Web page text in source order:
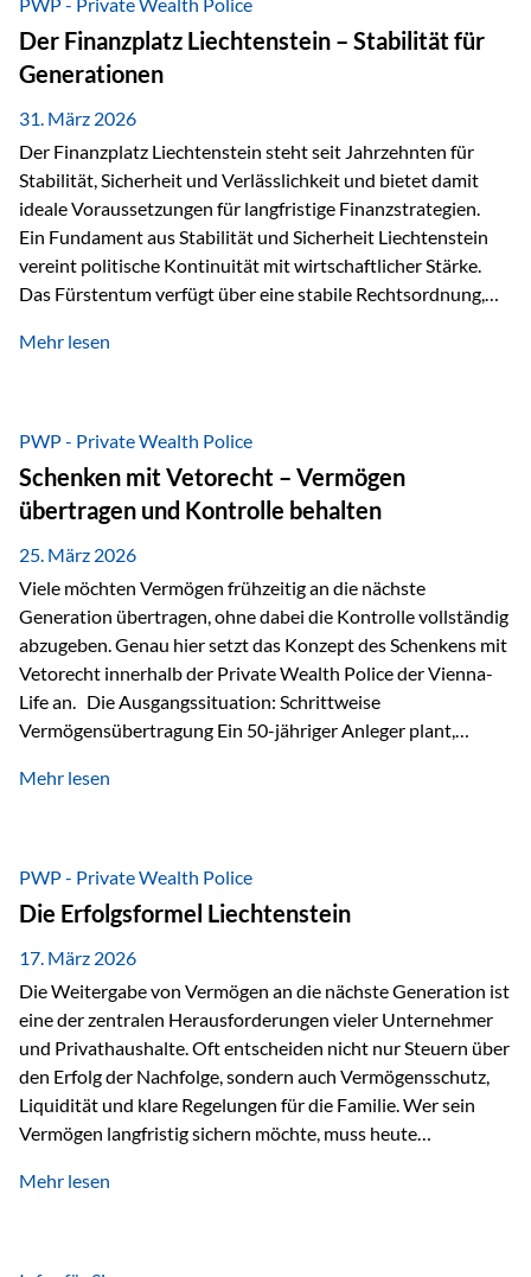
heißt das:Diese Gelder gehören im Konkursfall nicht zur
allgemeinen Konkursmasse, sondern werden ausschließlich
zur Erfüllung…
Der Finanzplatz Liechtenstein – Stabilität für
Generationen
31. März 2026
Der Finanzplatz Liechtenstein steht seit Jahrzehnten für
Stabilität, Sicherheit und Verlässlichkeit und bietet damit
ideale Voraussetzungen für langfristige Finanzstrategien.
Ein Fundament aus Stabilität und Sicherheit Liechtenstein
vereint politische Kontinuität mit wirtschaftlicher Stärke.
Das Fürstentum verfügt über eine stabile Rechtsordnung,
monarchischen Elementen basiert. Diese Struktur schafft
und Unternehmen. Ein wesentliches Merkmal ist die
Staatsfinanzierung: Liechtenstein weist keine
Staatsschulden auf, und der Schutz der wirtschaftlichen
Interessen der Bevölkerung ist in der Verfassung verankert.
Besonders hervorzuheben ist hierbei Artikel 14 der
liechtensteinischen Verfassung. Darin…
Mehr lesen
PWP - Private Wealth Police
Schenken mit Vetorecht – Vermögen
übertragen und Kontrolle behalten
25. März 2026
Viele möchten Vermögen frühzeitig an die nächste
Generation übertragen, ohne dabei die Kontrolle vollständig
abzugeben. Genau hier setzt das Konzept des Schenkens mit
Vetorecht innerhalb der Private Wealth Police der Vienna-
Life an. Die Ausgangssituation: Schrittweise
Vermögensübertragung Ein 50-jähriger Anleger plant,
der steuerliche Freibetrag optimal genutzt werden, sondern
strukturierte, langfristige Vermögensübertragung, ohne die
Kontrolle vollständig aus der Hand zu geben. Die Lösung:
Abschmelzung mit Vetorecht Die Umsetzung erfolgt über die
Private Wealth Police…
Mehr lesen
PWP - Private Wealth Police
Die Erfolgsformel Liechtenstein
17. März 2026
Die Weitergabe von Vermögen an die nächste Generation ist
eine der zentralen Herausforderungen vieler Unternehmer
und Privathaushalte. Oft entscheiden nicht nur Steuern über
den Erfolg der Nachfolge, sondern auch Vermögensschutz,
Liquidität und klare Regelungen für die Familie. Wer sein
Vermögen langfristig sichern möchte, muss heute
„Erfolgsformel Liechtenstein“, herausgegeben und verfasst
Mehr lesen